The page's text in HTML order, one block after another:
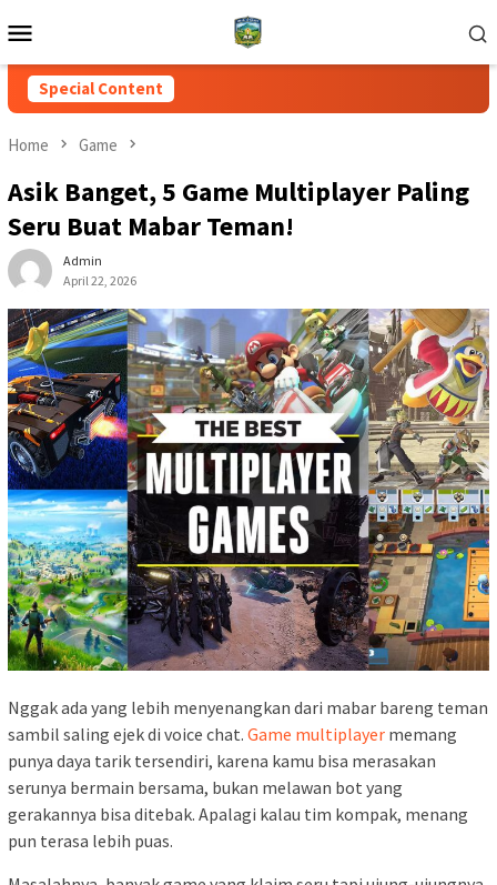
to
Menu
Special Content
Home Game
Asik Banget, 5 Game Multiplayer Paling
Seru Buat Mabar Teman!
Admin
April 22, 2026
Nggak ada yang lebih menyenangkan dari mabar bareng teman
sambil saling ejek di voice chat. Game multiplayer memang
punya daya tarik tersendiri, karena kamu bisa merasakan
serunya bermain bersama, bukan melawan bot yang
gerakannya bisa ditebak. Apalagi kalau tim kompak, menang
pun terasa lebih puas.